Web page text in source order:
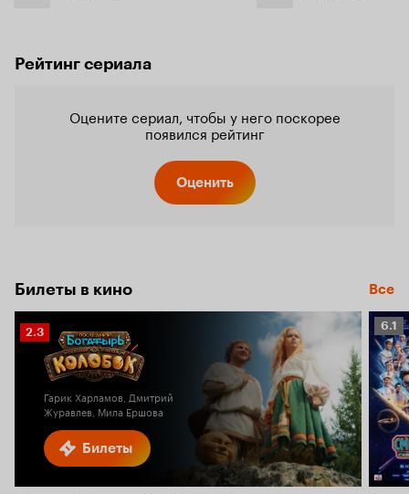
Рейтинг сериала
Оцените сериал, чтобы у него поскорее
появился рейтинг
Оценить
Билеты в кино Все
Билеты
Рейтинг
Кинопоиска
2.3
Гарик Харламов, Дмитрий
Журавлев, Мила Ершова
6.1
6.1